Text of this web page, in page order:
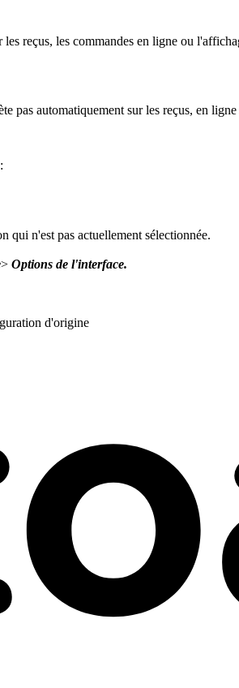
reçus, les commandes en ligne ou
pas automatiquement sur les reçus, en
qui n'est pas actuellement sélectionnée.
> Options de l'interface.
d'origine